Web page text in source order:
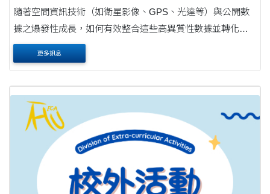
隨著空間資訊技術（如衛星影像、GPS、光達等）與公開數
據之爆發性成長，如何有效整合這些高異質性數據並轉化為
地理情報洞察力，已成為提升國家韌性之關鍵。本競賽旨在
發掘各領域人才，透過創意構想與實作，將空....
更多訊息